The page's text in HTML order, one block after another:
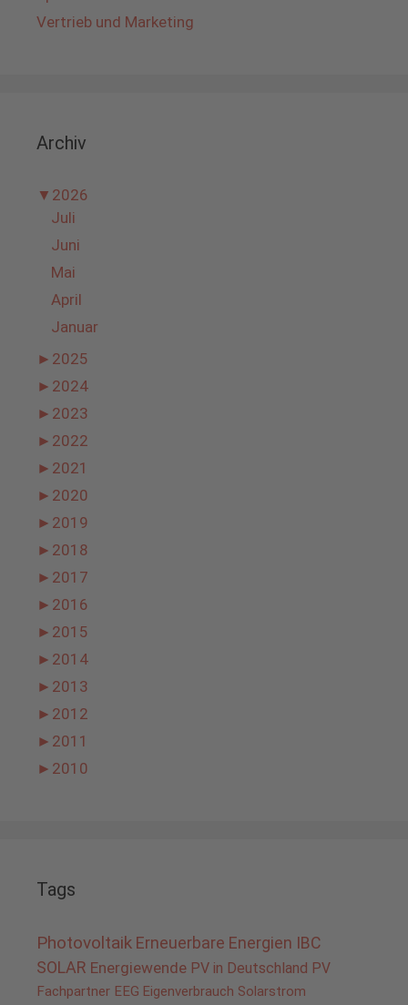
Vertrieb und Marketing
Archiv
▼ 2026
Juli
Juni
Mai
April
Januar
► 2025
► 2024
► 2023
► 2022
► 2021
► 2020
► 2019
► 2018
► 2017
► 2016
► 2015
► 2014
► 2013
► 2012
► 2011
► 2010
Tags
Photovoltaik Erneuerbare Energien IBC
SOLAR Energiewende PV in Deutschland PV
Fachpartner EEG Eigenverbrauch Solarstrom